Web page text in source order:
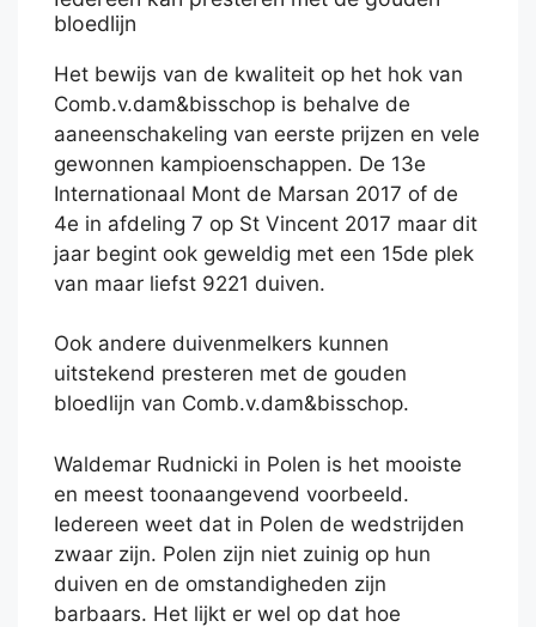
bloedlijn
Het bewijs van de kwaliteit op het hok van
Comb.v.dam&bisschop is behalve de
aaneenschakeling van eerste prijzen en vele
gewonnen kampioenschappen. De 13e
Internationaal Mont de Marsan 2017 of de
4e in afdeling 7 op St Vincent 2017 maar dit
jaar begint ook geweldig met een 15de plek
van maar liefst 9221 duiven.
Ook andere duivenmelkers kunnen
uitstekend presteren met de gouden
bloedlijn van Comb.v.dam&bisschop.
Waldemar Rudnicki in Polen is het mooiste
en meest toonaangevend voorbeeld.
Iedereen weet dat in Polen de wedstrijden
zwaar zijn. Polen zijn niet zuinig op hun
duiven en de omstandigheden zijn
barbaars. Het lijkt er wel op dat hoe